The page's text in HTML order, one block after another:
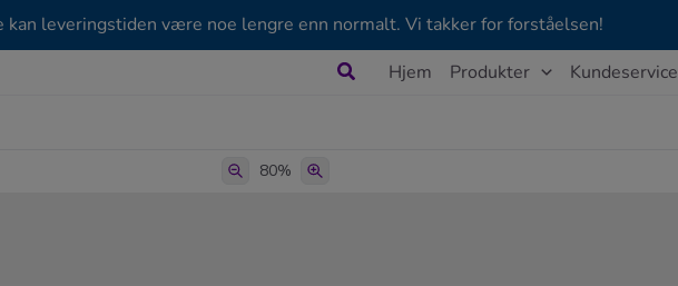
kan leveringstiden være noe lengre enn normalt. Vi takker for forståelsen!
Søk Hjem Produkter Kundeservice